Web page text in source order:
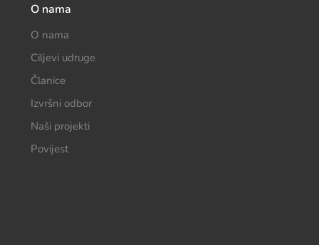
O nama
O nama
Ciljevi udruge
Članice
Izvršni odbor
Naši projekti
Povijest